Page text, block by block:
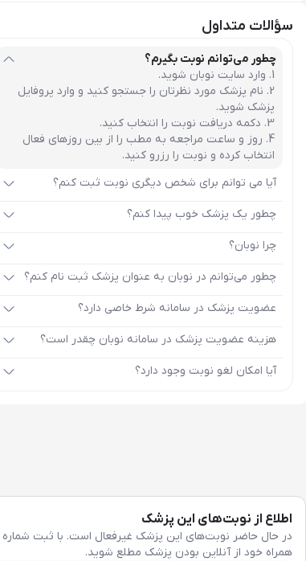
سؤالات متداول
چطور می‌توانم نوبت بگیرم؟
وارد سایت نوبان شوید.
نام پزشک مورد نظرتان را جستجو کنید و وارد پروفایل
پزشک شوید.
دکمه دریافت نوبت را انتخاب کنید.
روز و ساعت مراجعه به مطب را از بین روزهای فعال
انتخاب کرده و نوبت را رزرو کنید.
آیا می توانم برای شخص دیگری نوبت ثبت کنم؟
چطور یک پزشک خوب پیدا کنم؟
چرا نوبان؟
چطور می‌توانم در نوبان به عنوان پزشک ثبت نام کنم؟
عضویت پزشک در سامانه شرط خاصی دارد؟
هزینه عضویت پزشک در سامانه نوبان چقدر است؟
آیا امکان لغو نوبت وجود دارد؟
اطلاع از نوبت‌های این پزشک
در حال حاضر نوبت‌های این پزشک غیرفعال است. با ثبت شماره
همراه خود از آنلاین بودن پزشک مطلع شوید.